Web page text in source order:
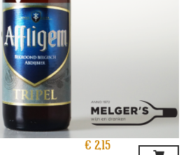
€ 2,15